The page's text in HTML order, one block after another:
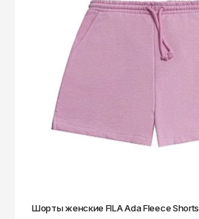
Шорты женские FILA Ada Fleece Shorts